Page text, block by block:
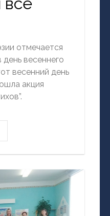
отмечается
весеннего
весенний день
акция